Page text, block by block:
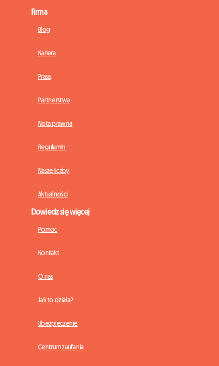
Firma
Blog
Kariera
Prasa
Partnerstwa
Nota prawna
Regulamin
Nasze liczby
Aktualności
Dowiedz się więcej
Pomoc
Kontakt
O nas
Jak to działa?
Ubezpieczenie
Centrum zaufania